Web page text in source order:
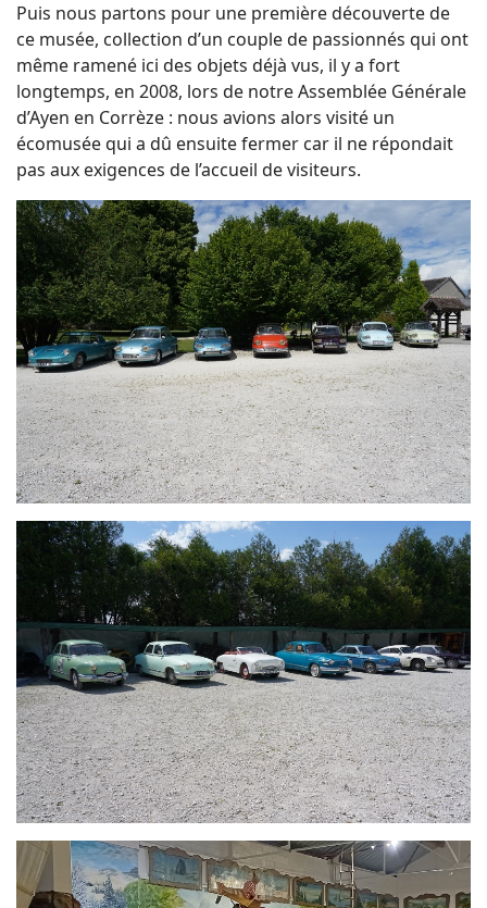
Puis nous partons pour une première découverte de
ce musée, collection d’un couple de passionnés qui ont
même ramené ici des objets déjà vus, il y a fort
longtemps, en 2008, lors de notre Assemblée Générale
d’Ayen en Corrèze : nous avions alors visité un
écomusée qui a dû ensuite fermer car il ne répondait
pas aux exigences de l’accueil de visiteurs.